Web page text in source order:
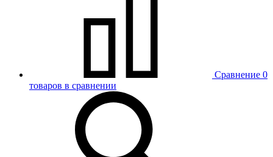
Сравнение 0
товаров в сравнении